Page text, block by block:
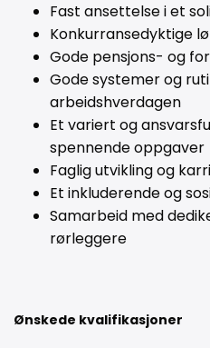
Fast ansettelse i et
Konkurransedyktige
Gode pensjons- og
Gode systemer og
arbeidshverdagen
Et variert og
spennende oppgaver
Faglig utvikling og
Et inkluderende og
Samarbeid med
rørleggere
Ønskede kvalifikasjoner